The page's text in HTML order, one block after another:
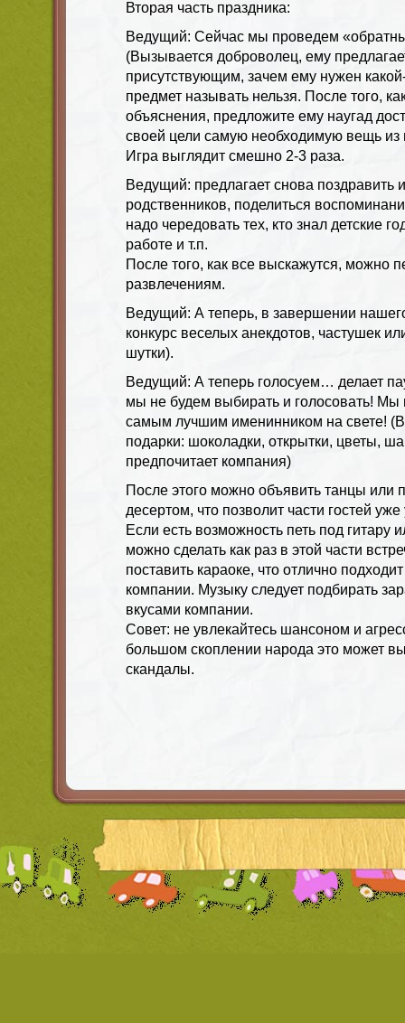
Вторая часть праздника:
Ведущий: Сейчас мы проведем
(Вызывается доброволец, ему
присутствующим, зачем ему нужен
предмет называть нельзя. После того,
объяснения, предложите ему наугад
своей цели самую необходимую вещь из
Игра выглядит смешно 2-3 раза.
Ведущий: предлагает снова поздравить
родственников, поделиться
надо чередовать тех, кто знал детские
работе и т.п.
После того, как все выскажутся, можно
развлечениям.
Ведущий: А теперь, в завершении
конкурс веселых анекдотов, частушек
шутки).
Ведущий: А теперь голосуем… делает
мы не будем выбирать и голосовать! Мы
самым лучшим именинником на свете!
подарки: шоколадки, открытки, цветы,
предпочитает компания)
После этого можно объявить танцы или
десертом, что позволит части гостей
Если есть возможность петь под гитару
можно сделать как раз в этой части
поставить караоке, что отлично
компании. Музыку следует подбирать
вкусами компании.
Совет: не увлекайтесь шансоном и
большом скоплении народа это может
скандалы.